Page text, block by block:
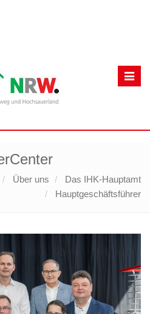
Über uns
Das IHK-Hauptamt
Hauptgeschäftsführer